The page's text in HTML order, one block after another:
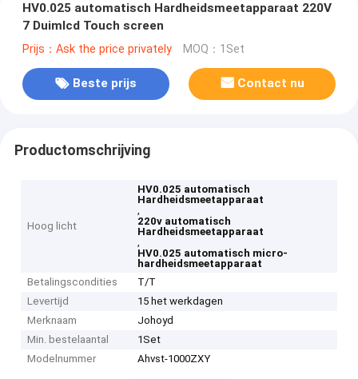
HV0.025 automatisch Hardheidsmeetapparaat 220V
7 Duimlcd Touch screen
Prijs：Ask the price privately MOQ：1Set
Beste prijs Contact nu
Productomschrijving
Hoog licht
HV0.025 automatisch
Hardheidsmeetapparaat
,
220v automatisch
Hardheidsmeetapparaat
,
HV0.025 automatisch micro-
hardheidsmeetapparaat
Betalingscondities
T/T
Levertijd
15 het werkdagen
Merknaam
Johoyd
Min. bestelaantal
1Set
Modelnummer
Ahvst-1000ZXY